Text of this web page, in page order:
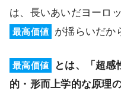
は、長いあいだヨーロ
最高価値 が揺らいだか
最高価値
とは、「超感
的・形而上学的な原理